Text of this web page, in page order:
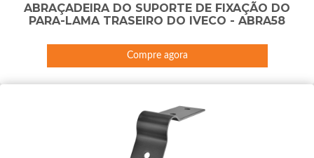
ABRAÇADEIRA DO SUPORTE DE FIXAÇÃO DO
PARA-LAMA TRASEIRO DO IVECO - ABRA58
Compre agora